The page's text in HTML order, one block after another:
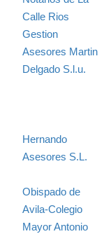
Calle Rios
Gestion
Asesores Martin
Delgado S.l.u.
Hernando
Asesores S.L.
Obispado de
Avila-Colegio
Mayor Antonio